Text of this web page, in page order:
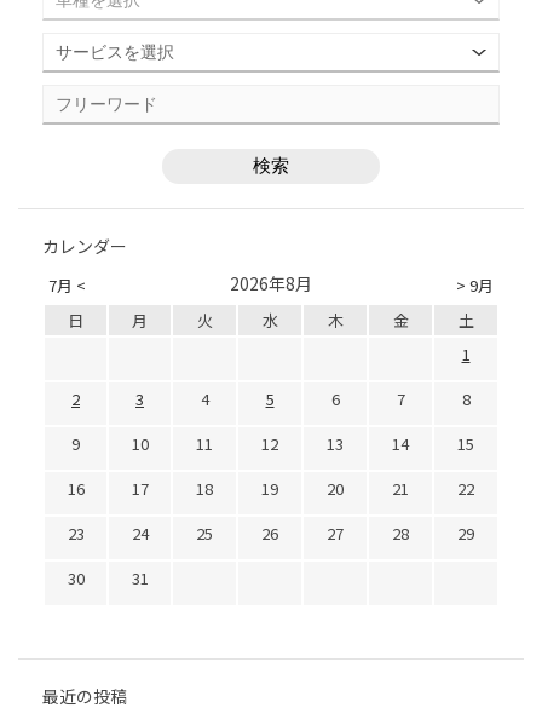
カレンダー
7月 < > 9月
2026年8月
日 月 火 水 木 金
土
1
2
3 4 5 6 7
8
9
10 11 12 13 14
15
16
17 18 19 20 21
22
23
24 25 26 27 28
29
30
31
最近の投稿